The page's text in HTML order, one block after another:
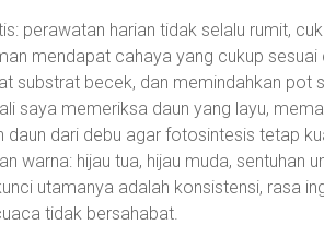
perawatan harian tidak selalu rumit,
mendapat cahaya yang cukup
substrat becek, dan memindahkan pot
saya memeriksa daun yang layu,
daun dari debu agar fotosintesis tetap
warna: hijau tua, hijau muda, sentuhan
utamanya adalah konsistensi, rasa
tidak bersahabat.